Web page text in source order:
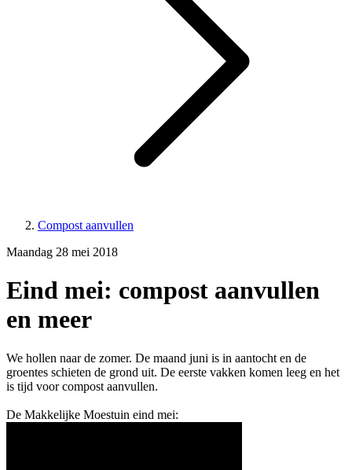
Compost aanvullen
Maandag 28 mei 2018
Eind mei: compost aanvullen
en meer
We hollen naar de zomer. De maand juni is in aantocht en de
groentes schieten de grond uit. De eerste vakken komen leeg en het
is tijd voor compost aanvullen.
De Makkelijke Moestuin eind mei: